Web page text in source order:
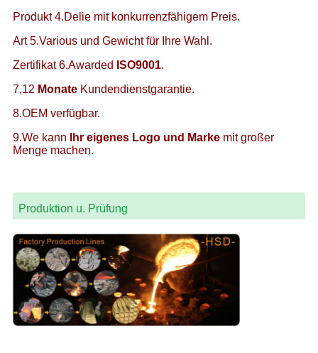
Produkt 4.Delie mit konkurrenzfähigem Preis.
Art 5.Various und Gewicht für Ihre Wahl.
Zertifikat 6.Awarded ISO9001.
7,12 Monate Kundendienstgarantie.
8.OEM verfügbar.
9.We kann
Ihr eigenes Logo und Markemit großer
Menge machen.
Produktion u. Prüfung